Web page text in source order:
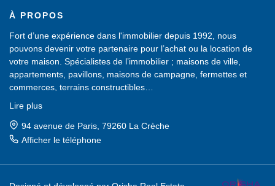
À PROPOS
Fort d’une expérience dans l'immobilier depuis 1992, nous
pouvons devenir votre partenaire pour l’achat ou la location de
votre maison. Spécialistes de l’immobilier ; maisons de ville,
appartements, pavillons, maisons de campagne, fermettes et
commerces, terrains constructibles…
renouvelé, dans les Deux-Sèvres (79).
Une équipe de professionnels est à votre service pour vous aider
dans votre recherche d'achat ou de location et vous proposer des
Un accueil chaleureux vous sera réservé. N'hésitez pas à venir
dans notre agence, nous saurons vous conseiller et vous guider
Lire plus
94 avenue de Paris, 79260 La Crèche
Afficher le téléphone
pouvons devenir votre partenaire pour l’achat ou la location de
votre maison. Spécialistes de l’immobilier ; maisons de ville,